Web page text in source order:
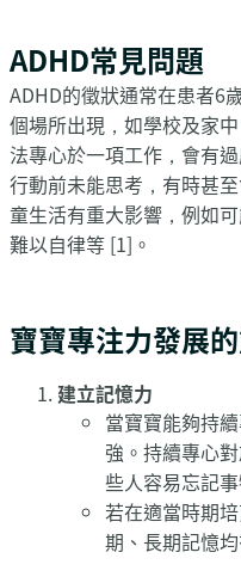
ADHD常見問題
ADHD的徵狀通常在患者6
個場所出現，如學校及家
法專心於一項工作，會有
行動前未能思考，有時甚
童生活有重大影響，例如
難以自律等 [1]。
寶寶專注力發展
建立記憶力
當寶寶能夠持
強。持續專心
些人容易忘記
若在適當時期
期、長期記憶